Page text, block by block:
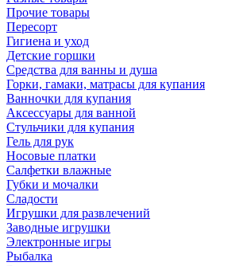
Прочие товары
Пересорт
Гигиена и уход
Детские горшки
Средства для ванны и душа
Горки, гамаки, матрасы для купания
Ванночки для купания
Аксессуары для ванной
Стульчики для купания
Гель для рук
Носовые платки
Салфетки влажные
Губки и мочалки
Сладости
Игрушки для развлечений
Заводные игрушки
Электронные игры
Рыбалка